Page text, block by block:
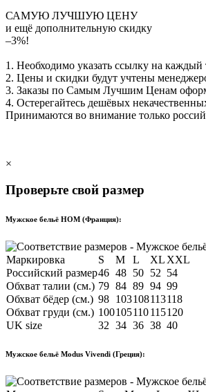
САМУЮ ЛУЧШУЮ ЦЕНУ
и ещё дополнительную скидку
–3%!
1. Необходимо указать ссылку на
2. Цены и скидки будут учтены
3. Заказы по Самым Лучшим Ценам
4. Остерегайтесь дешёвых
Принимаются во внимание только
×
Проверьте свой размер
Мужское бельё HOM (Франция):
Маркировка S M L XL XXL
Российский размер46 48 50 52 54
Обхват талии (см.) 79 84 89 94 99
Обхват бёдер (см.) 98 103108113118
Обхват груди (см.) 100105110115120
UK size
32 34 36 38 40
Мужское бельё Modus Vivendi (Греция):